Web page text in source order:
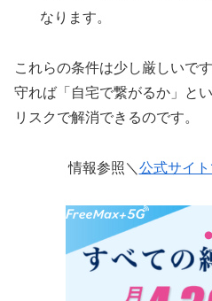
なります。
これらの条件は少し厳しいで
守れば「自宅で繋がるか」と
リスクで解消できるのです。
情報参照＼ 公式サイ